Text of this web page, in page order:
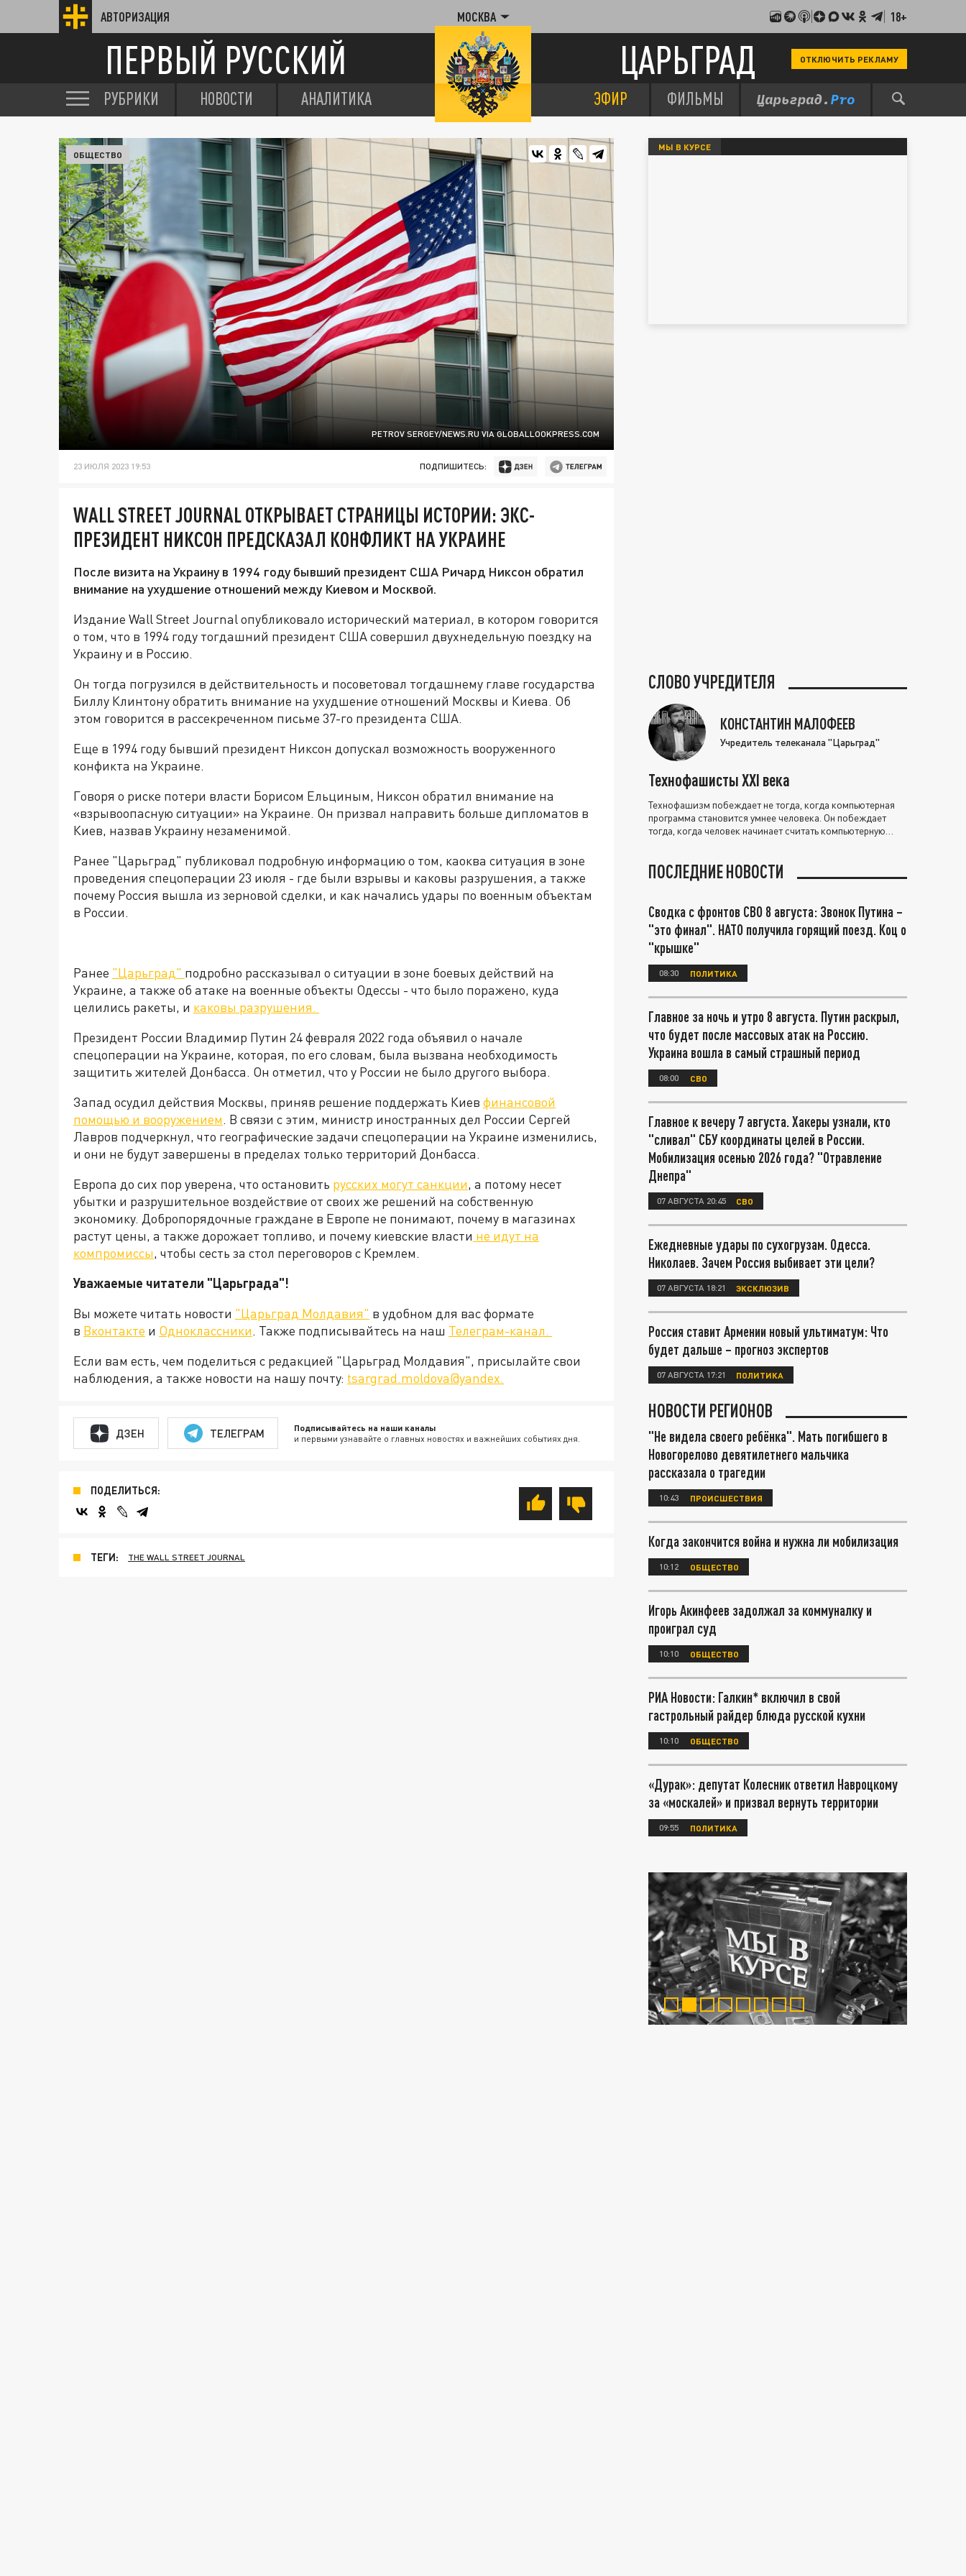
АВТОРИЗАЦИЯ МОСКВА 18+
ПЕРВЫЙ РУССКИЙ ЦАРЬГРАД ОТКЛЮЧИТЬ РЕКЛАМУ
РУБРИКИ НОВОСТИ АНАЛИТИКА ЭФИР ФИЛЬМЫ
PETROV SERGEY/NEWS.RU VIA GLOBALLOOKPRESS.COM
ОБЩЕСТВО
23 ИЮЛЯ 2023 19:53 ПОДПИШИТЕСЬ:
WALL STREET JOURNAL ОТКРЫВАЕТ СТРАНИЦЫ ИСТОРИИ: ЭКС-
ПРЕЗИДЕНТ НИКСОН ПРЕДСКАЗАЛ КОНФЛИКТ НА УКРАИНЕ
После визита на Украину в 1994 году бывший президент США Ричард Никсон обратил
внимание на ухудшение отношений между Киевом и Москвой.
Издание Wall Street Journal опубликовало исторический материал, в котором говорится
о том, что в 1994 году тогдашний президент США совершил двухнедельную поездку на
Украину и в Россию.
Он тогда погрузился в действительность и посоветовал тогдашнему главе государства
Биллу Клинтону обратить внимание на ухудшение отношений Москвы и Киева. Об
этом говорится в рассекреченном письме 37-го президента США.
Еще в 1994 году бывший президент Никсон допускал возможность вооруженного
конфикта на Украине.
Говоря о риске потери власти Борисом Ельциным, Никсон обратил внимание на
«взрывоопасную ситуации» на Украине. Он призвал направить больше дипломатов в
Киев, назвав Украину незаменимой.
Ранее "Царьград" публиковал подробную информацию о том, каоква ситуация в зоне
проведения спецоперации 23 июля - где были взрывы и каковы разрушения, а также
почему Россия вышла из зерновой сделки, и как начались удары по военным объектам
в России.
Ранее "Царьград" подробно рассказывал о ситуации в зоне боевых действий на
Украине, а также об атаке на военные объекты Одессы - что было поражено, куда
целились ракеты, и каковы разрушения.
Президент России Владимир Путин 24 февраля 2022 года объявил о начале
спецоперации на Украине, которая, по его словам, была вызвана необходимость
защитить жителей Донбасса. Он отметил, что у России не было другого выбора.
Запад осудил действия Москвы, приняв решение поддержать Киев финансовой
помощью и вооружением. В связи с этим, министр иностранных дел России Сергей
Лавров подчеркнул, что географические задачи спецоперации на Украине изменились,
и они не будут завершены в пределах только территорий Донбасса.
Европа до сих пор уверена, что остановить русских могут санкции, а потому несет
убытки и разрушительное воздействие от своих же решений на собственную
экономику. Добропорядочные граждане в Европе не понимают, почему в магазинах
растут цены, а также дорожает топливо, и почему киевские власти не идут на
компромиссы, чтобы сесть за стол переговоров с Кремлем.
Уважаемые читатели "Царьграда"!
Вы можете читать новости "Царьград Молдавия" в удобном для вас формате
в Вконтакте и Одноклассники. Также подписывайтесь на наш Телеграм-канал.
Если вам есть, чем поделиться с редакцией "Царьград Молдавия", присылайте свои
наблюдения, а также новости на нашу почту: tsargrad.moldova@yandex.
ДЗЕН ТЕЛЕГРАМ Подписывайтесь на наши каналы
и первыми узнавайте о главных новостях и важнейших событиях дня.
ПОДЕЛИТЬСЯ:
ТЕГИ: THE WALL STREET JOURNAL
МЫ В КУРСЕ
СЛОВО УЧРЕДИТЕЛЯ
КОНСТАНТИН МАЛОФЕЕВ
Учредитель телеканала "Царьград"
Технофашисты XXI века
Технофашизм побеждает не тогда, когда компьютерная
программа становится умнее человека. Он побеждает
тогда, когда человек начинает считать компьютерную
ПОСЛЕДНИЕ НОВОСТИ
Сводка с фронтов СВО 8 августа: Звонок Путина –
"это финал". НАТО получила горящий поезд. Коц о
"крышке"
08:30 ПОЛИТИКА
Главное за ночь и утро 8 августа. Путин раскрыл,
что будет после массовых атак на Россию.
Украина вошла в самый страшный период
08:00 СВО
Главное к вечеру 7 августа. Хакеры узнали, кто
"сливал" СБУ координаты целей в России.
Мобилизация осенью 2026 года? "Отравление
Днепра"
07 АВГУСТА 20:45 СВО
Ежедневные удары по сухогрузам. Одесса.
Николаев. Зачем Россия выбивает эти цели?
07 АВГУСТА 18:21 ЭКСКЛЮЗИВ
Россия ставит Армении новый ультиматум: Что
будет дальше – прогноз экспертов
07 АВГУСТА 17:21 ПОЛИТИКА
НОВОСТИ РЕГИОНОВ
"Не видела своего ребёнка". Мать погибшего в
Новогорелово девятилетнего мальчика
рассказала о трагедии
10:43 ПРОИСШЕСТВИЯ
Когда закончится война и нужна ли мобилизация
10:12 ОБЩЕСТВО
Игорь Акинфеев задолжал за коммуналку и
проиграл суд
10:10 ОБЩЕСТВО
РИА Новости: Галкин* включил в свой
гастрольный райдер блюда русской кухни
10:10 ОБЩЕСТВО
«Дурак»: депутат Колесник ответил Навроцкому
за «москалей» и призвал вернуть территории
09:55 ПОЛИТИКА